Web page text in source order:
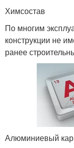
Двери для
Химсостав
По многим
конструкции не
ранее
Алюминиевый